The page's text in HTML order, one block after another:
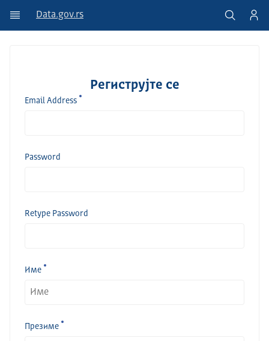
Data.gov.rs
Региструјте се
Email Address
Password
Retype Password
Име
Презиме